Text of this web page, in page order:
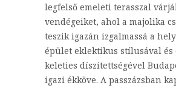
legfelső emeleti terasszal
vendégeiket, ahol a majolika
teszik igazán izgalmassá a
épület eklektikus stílusával és
keleties díszítettségével
igazi ékköve. A passzázsban